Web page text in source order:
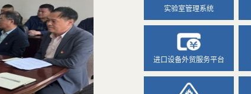
实验室管理系统
进口设备外贸服务平台